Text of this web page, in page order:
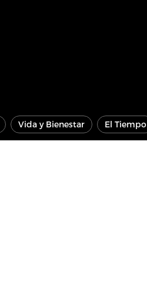
Vida y Bienestar El Tiempo